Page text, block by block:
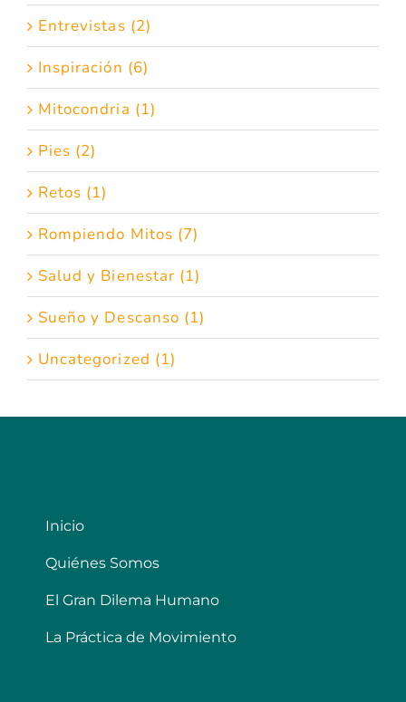
Entrevistas (2)
Inspiración (6)
Mitocondria (1)
Pies (2)
Retos (1)
Rompiendo Mitos (7)
Salud y Bienestar (1)
Sueño y Descanso (1)
Uncategorized (1)
Inicio
Quiénes Somos
El Gran Dilema Humano
La Práctica de Movimiento